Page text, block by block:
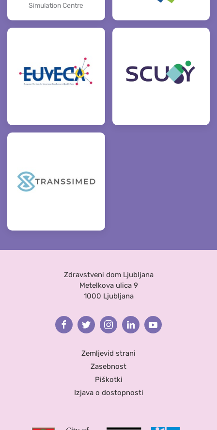
Simulation Centre
Zdravstveni dom Ljubljana
Metelkova ulica 9
1000 Ljubljana
FacebookTwitterInstagramLinkedinYoutube
Zemljevid strani
Zasebnost
Piškotki
Izjava o dostopnosti